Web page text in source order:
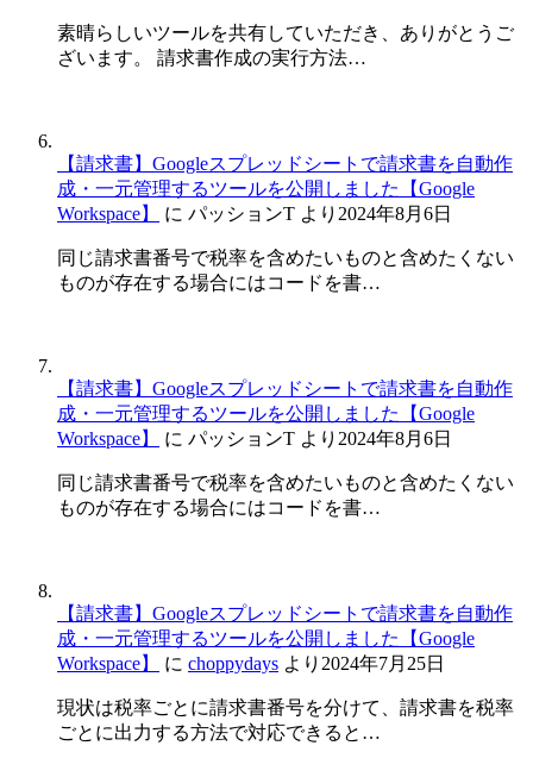
素晴らしいツールを共有していただき、ありがとうご
ざいます。 請求書作成の実行方法…
【請求書】Googleスプレッドシートで請求書を自動作
成・一元管理するツールを公開しました【Google
Workspace】
に パッションT より 2024年8月6日
同じ請求書番号で税率を含めたいものと含めたくない
ものが存在する場合にはコードを書…
【請求書】Googleスプレッドシートで請求書を自動作
成・一元管理するツールを公開しました【Google
Workspace】
に パッションT より 2024年8月6日
同じ請求書番号で税率を含めたいものと含めたくない
ものが存在する場合にはコードを書…
【請求書】Googleスプレッドシートで請求書を自動作
成・一元管理するツールを公開しました【Google
Workspace】
に choppydays より 2024年7月25日
現状は税率ごとに請求書番号を分けて、請求書を税率
ごとに出力する方法で対応できると…